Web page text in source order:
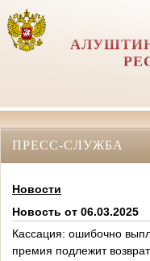
ПРЕСС-СЛУЖБА
Новости
Новость от 06.03.2025
Кассация: ошибочно
премия подлежит